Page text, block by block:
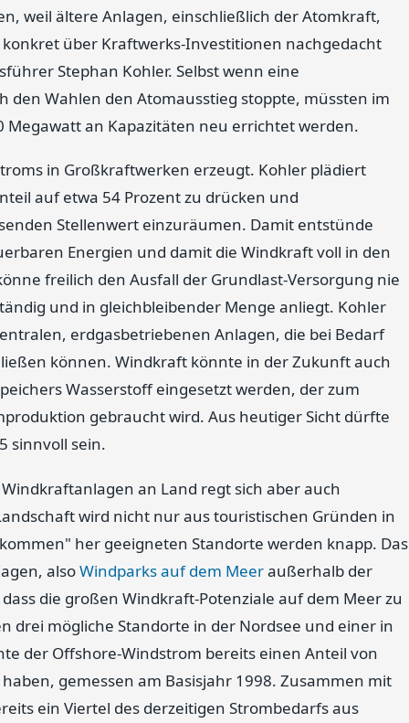
weil ältere Anlagen, einschließlich der Atomkraft,
über Kraftwerks-Investitionen nachgedacht
Stephan Kohler. Selbst wenn eine
Wahlen den Atomausstieg stoppte, müssten im
Megawatt an Kapazitäten neu errichtet werden.
in Großkraftwerken erzeugt. Kohler plädiert
auf etwa 54 Prozent zu drücken und
Stellenwert einzuräumen. Damit entstünde
Energien und damit die Windkraft voll in den
freilich den Ausfall der Grundlast-Versorgung nie
und in gleichbleibender Menge anliegt. Kohler
erdgasbetriebenen Anlagen, die bei Bedarf
können. Windkraft könnte in der Zukunft auch
Wasserstoff eingesetzt werden, der zum
gebraucht wird. Aus heutiger Sicht dürfte
sinnvoll sein.
an Land regt sich aber auch
wird nicht nur aus touristischen Gründen in
her geeigneten Standorte werden knapp. Das
alsoWindparks auf dem Meeraußerhalb der
die großen Windkraft-Potenziale auf dem Meer zu
drei mögliche Standorte in der Nordsee und einer in
der Offshore-Windstrom bereits einen Anteil von
gemessen am Basisjahr 1998. Zusammen mit
ein Viertel des derzeitigen Strombedarfs aus